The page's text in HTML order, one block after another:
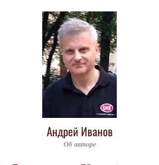
Андрей Иванов
Об авторе